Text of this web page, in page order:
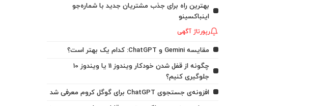
بهترین راه برای جذب مشتریان جدید با شماره‌جو
اینباکسینو
رپورتاژ آگهی
مقایسه Gemini و ChatGPT: کدام یک بهتر است؟
چگونه از قفل شدن خودکار ویندوز 11 یا ویندوز 10
جلوگیری کنیم؟
افزونه‌ی جستجوی ChatGPT برای گوگل کروم معرفی شد